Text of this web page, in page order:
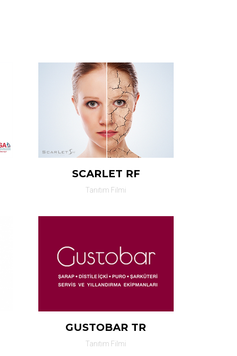
SCARLET RF
Tanıtım Filmi
GUSTOBAR TR
Tanıtım Filmi